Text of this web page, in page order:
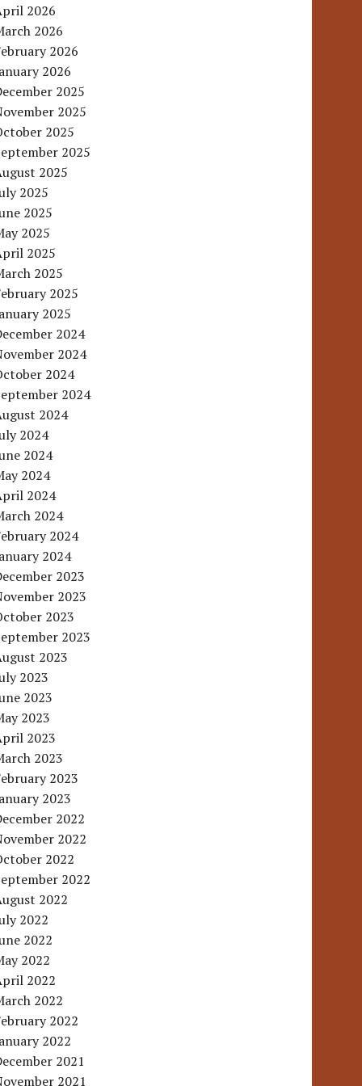
2026
2026
2026
2026
2025
2025
2025
2025
2025
2025
2025
2025
2025
2025
2025
2025
2024
2024
2024
2024
2024
2024
2024
2024
2024
2024
2024
2024
2023
2023
2023
2023
2023
2023
2023
2023
2023
2023
2023
2023
2022
2022
2022
2022
2022
2022
2022
2022
2022
2022
2022
2022
2021
2021